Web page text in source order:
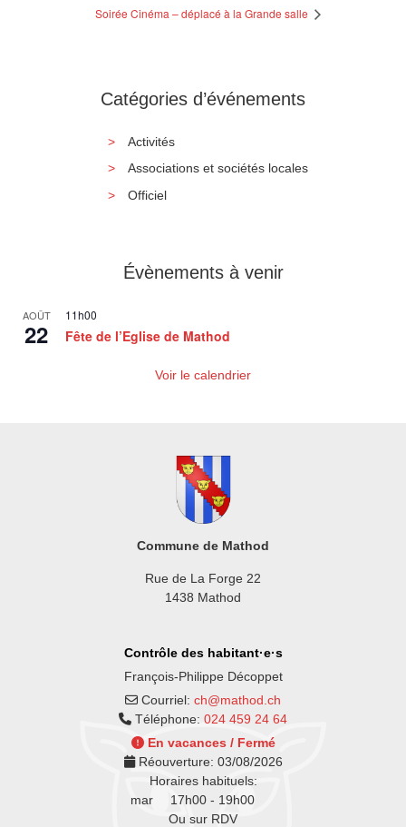
Catégories d’événements
Activités
Associations et sociétés locales
Officiel
Soirée Cinéma – déplacé à la Grande salle
Évènements à venir
AOÛT
22
11h00
Fête de l’Eglise de Mathod
Voir le calendrier
Commune de Mathod
Rue de La Forge 22
1438 Mathod
Contrôle des habitant·e·s
François-Philippe Décoppet
Courriel: ch@mathod.ch
Téléphone:024 459 24 64
En vacances / Fermé
Réouverture: 03/08/2026
Horaires habituels:
mar
17h00 - 19h00
Ou sur RDV